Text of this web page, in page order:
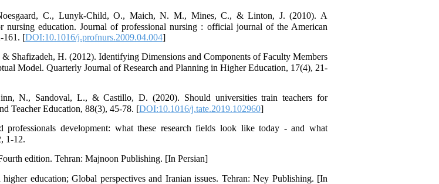
C., Lunyk-Child, O., Maich, N. M., Mines, C., & Linton, J. (2010). A
nursing education. Journal of professional nursing : official journal of the American
161. [DOI:10.1016/j.profnurs.2009.04.004]
Shafizadeh, H. (2012). Identifying Dimensions and Components of Faculty Members
Model. Quarterly Journal of Research and Planning in Higher Education, 17(4), 21-
N., Sandoval, L., & Castillo, D. (2020). Should universities train teachers for
Teacher Education, 88(3), 45-78. [DOI:10.1016/j.tate.2019.102960]
development: what these research fields look like today - and what
1-12.
edition. Tehran: Majnoon Publishing. [In Persian]
education; Global perspectives and Iranian issues. Tehran: Ney Publishing. [In